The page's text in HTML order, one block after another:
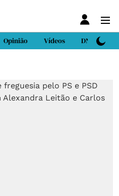
Opinião Vídeos DN Sport